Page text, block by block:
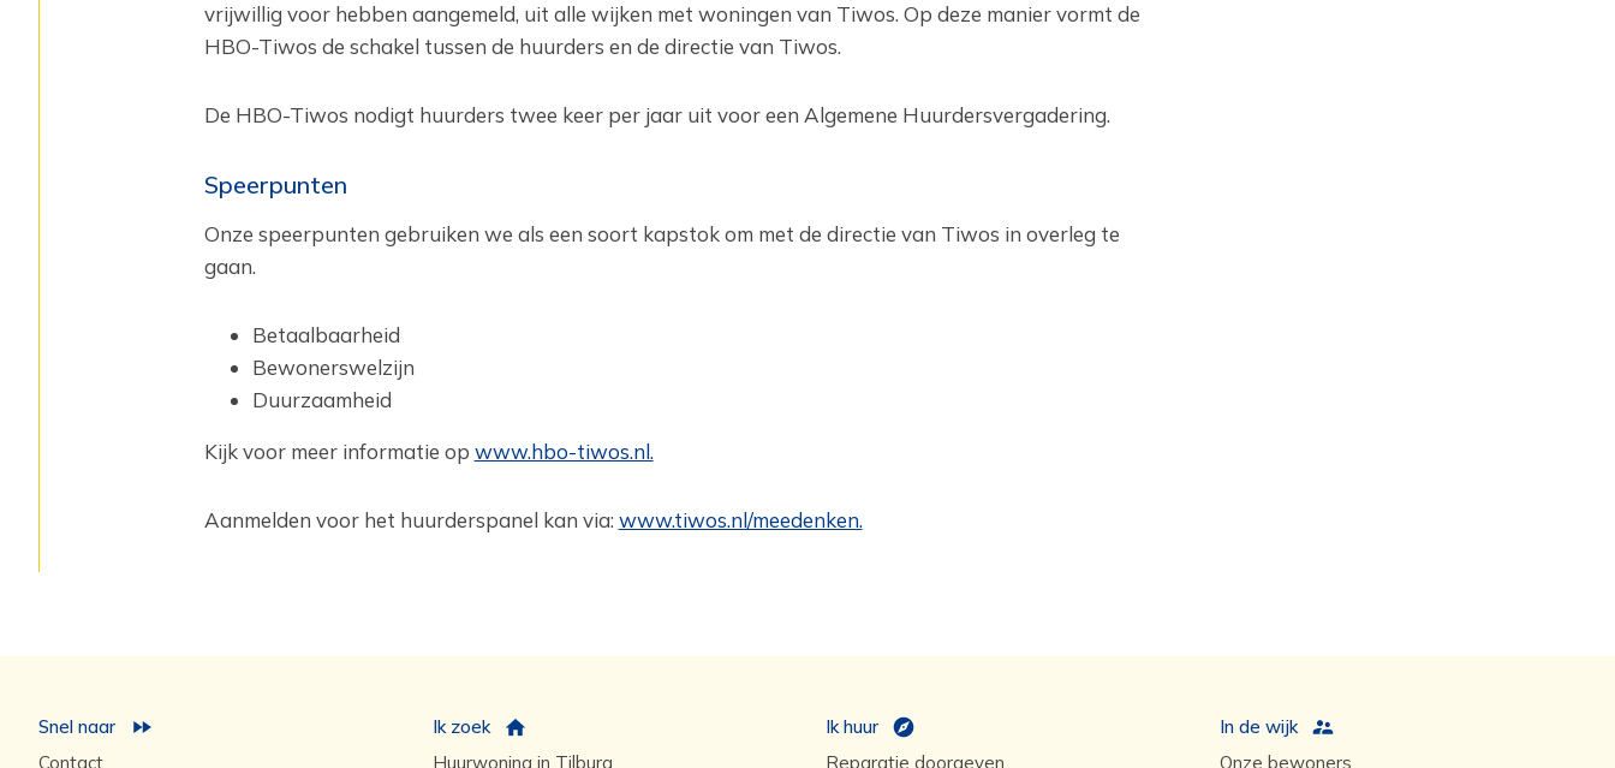
vrijwillig voor hebben aangemeld, uit alle wijken met woningen van Tiwos. Op deze manier vormt de
HBO-Tiwos de schakel tussen de ‎huurders en de directie van Tiwos.‎
De HBO-Tiwos ‎nodigt huurders twee keer per jaar uit voor een Algemene Huurdersvergadering.
Speerpunten
Onze speerpunten gebruiken we als een soort kapstok om met de directie van Tiwos in overleg te
gaan.
Betaalbaarheid
Bewonerswelzijn
Duurzaamheid
Kijk voor meer informatie op www.hbo-tiwos.nl.
Aanmelden voor het huurderspanel kan via: www.tiwos.nl/meedenken.
Snel naar
Contact
Ik zoek
Huurwoning in Tilburg
Ik huur
Reparatie doorgeven
In de wijk
Onze bewoners